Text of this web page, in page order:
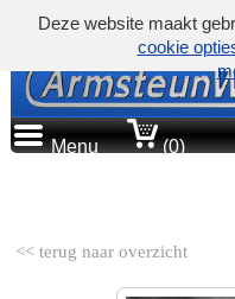
Menu (0)
<< terug naar overzicht
Deze website maakt
cookie